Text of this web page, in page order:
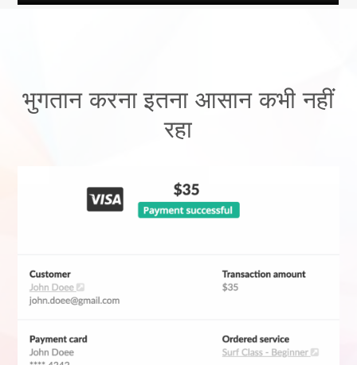
भुगतान करना इतना आसान कभी नहीं
रहा